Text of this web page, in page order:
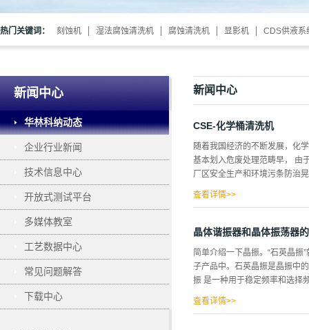
热门关键词： 刻蚀机 湿法腐蚀清洗机 腐蚀清洗机 显影机 CDS供液系
新闻中心
华林科纳动态
企业行业新闻
技术信息中心
开放式测试平台
多媒体教室
工艺数据中心
常见问题解答
下载中心
新闻中心
CSE-化学桶清洗机
随着我国经济的不断发展，化
基本划入危废处理范畴早， 由
厂区安全生产和环境污条防治
控制及安全生产等众多技术要
包装桶收集、清洗和再生利用
这些企业一般有较完善处理处
施，但由于包装 桶涉及化学物
点，但部分也相对固定，没有
查看详情>>
晶体谐振器和晶体振荡器
简单介绍一下晶振。“石英晶
子产品中。石英晶振是晶振中
振 是一种用于稳定频率和选择
查看详情>>